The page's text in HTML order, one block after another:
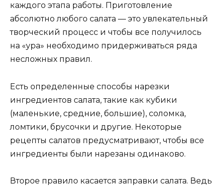
каждого этапа работы. Приготовление
абсолютно любого салата — это увлекательный
творческий процесс и чтобы все получилось
на «ура» необходимо придерживаться ряда
несложных правил.
Есть определенные способы нарезки
ингредиентов салата, такие как кубики
(маленькие, средние, большие), соломка,
ломтики, брусочки и другие. Некоторые
рецепты салатов предусматривают, чтобы все
ингредиенты были нарезаны одинаково.
Второе правило касается заправки салата. Ведь